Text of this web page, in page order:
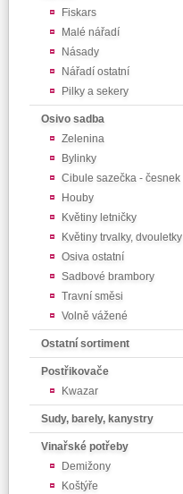
Fiskars
Malé nářadí
Násady
Nářadí ostatní
Pilky a sekery
Osivo sadba
Zelenina
Bylinky
Cibule sazečka - česnek
Houby
Květiny letničky
Květiny trvalky, dvouletky
Osiva ostatní
Sadbové brambory
Travní směsi
Volně vážené
Ostatní sortiment
Postřikovače
Kwazar
Sudy, barely, kanystry
Vinařské potřeby
Demižony
Koštýře